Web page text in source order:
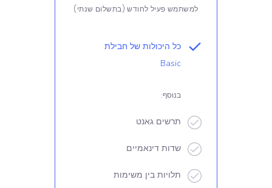
למשתמש פעיל לחודש (בתשלום שנתי)
כל היכולות של חבילת
Basic
בנוסף:
תרשים גאנט
שדות דינאמיים
תלויות בין משימות